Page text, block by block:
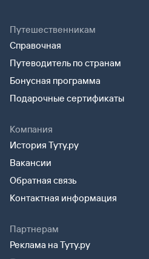
Путешественникам
Справочная
Путеводитель по странам
Бонусная программа
Подарочные сертификаты
Компания
История Туту.ру
Вакансии
Обратная связь
Контактная информация
Партнерам
Реклама на Туту.ру